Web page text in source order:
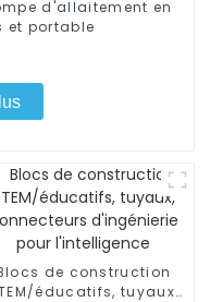
d'allaitement en
et portable
de construction
éducatifs, tuyaux,